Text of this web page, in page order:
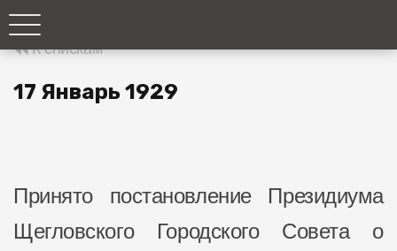
К спискам
17 Январь 1929
Принято постановление Президиума
Щегловского Городского Совета о